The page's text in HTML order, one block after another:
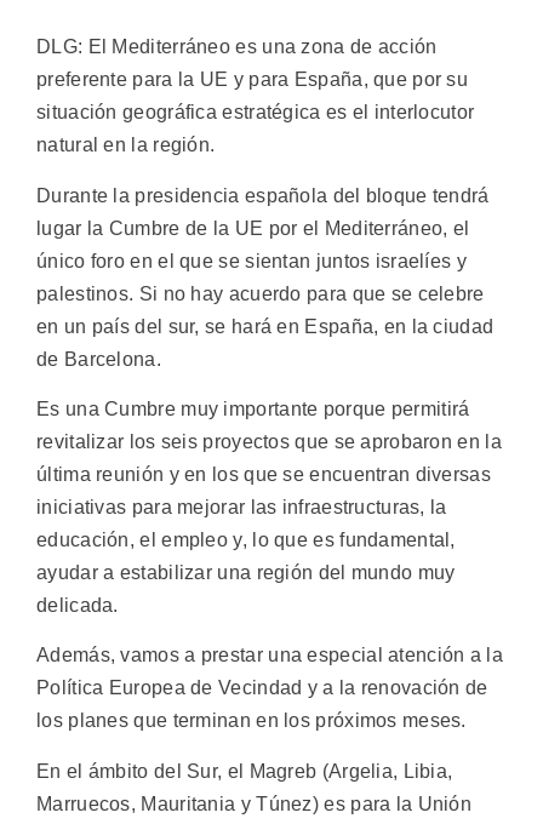
DLG: El Mediterráneo es una zona de acción
preferente para la UE y para España, que por su
situación geográfica estratégica es el interlocutor
natural en la región.
Durante la presidencia española del bloque tendrá
lugar la Cumbre de la UE por el Mediterráneo, el
único foro en el que se sientan juntos israelíes y
palestinos. Si no hay acuerdo para que se celebre
en un país del sur, se hará en España, en la ciudad
de Barcelona.
Es una Cumbre muy importante porque permitirá
revitalizar los seis proyectos que se aprobaron en la
última reunión y en los que se encuentran diversas
iniciativas para mejorar las infraestructuras, la
educación, el empleo y, lo que es fundamental,
ayudar a estabilizar una región del mundo muy
delicada.
Además, vamos a prestar una especial atención a la
Política Europea de Vecindad y a la renovación de
los planes que terminan en los próximos meses.
En el ámbito del Sur, el Magreb (Argelia, Libia,
Marruecos, Mauritania y Túnez) es para la Unión